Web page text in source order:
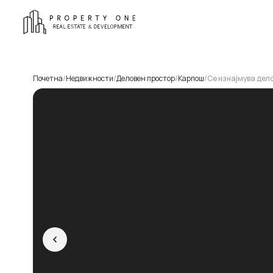
Почетна/Недвижности/Деловен простор/Карпош/Се изнајмува